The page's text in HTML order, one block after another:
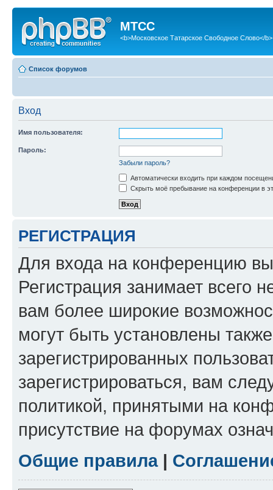
МТСС
<b>Московское Татарское Свободное Слово</b>
Список форумов
Вход
Имя пользователя:
Пароль:
Забыли пароль?
Автоматически входить при каждом
Скрыть моё пребывание на конференции в
РЕГИСТРАЦИЯ
Для входа на конференцию
Регистрация занимает всего
вам более широкие
могут быть установлены
зарегистрированных
зарегистрироваться, вам
политикой, принятыми на
присутствие на форумах
Общие правила|